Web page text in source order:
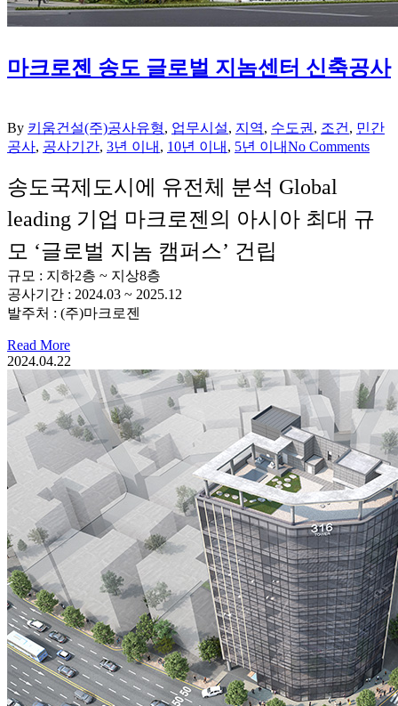
마크로젠 송도 글로벌 지놈센터 신축공사
By 키움건설(주)공사유형, 업무시설, 지역, 수도권 , 조건 , 민간
공사, 공사기간, 3년 이내 , 10년 이내 , 5년 이내No Comments
송도국제도시에 유전체 분석 Global
leading 기업 마크로젠의 아시아 최대 규
모 ‘글로벌 지놈 캠퍼스’ 건립
규모 : 지하2층 ~ 지상8층
공사기간 : 2024.03 ~ 2025.12
발주처 : (주)마크로젠
Read More
2024.04.22